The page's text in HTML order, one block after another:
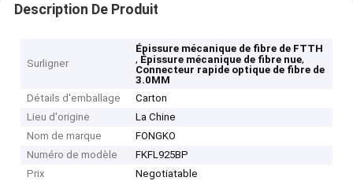
Description De Produit
Surligner
Épissure mécanique de fibre de FTTH
, Épissure mécanique de fibre nue,
Connecteur rapide optique de fibre de
3.0MM
Détails d'emballage
Carton
Lieu d'origine
La Chine
Nom de marque
FONGKO
Numéro de modèle
FKFL925BP
Prix
Negotiatable